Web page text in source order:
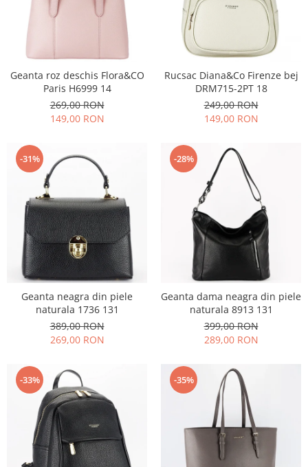
Geanta roz deschis Flora&CO
Paris H6999 14
269,00 RON
149,00 RON
Rucsac Diana&Co Firenze bej
DRM715-2PT 18
249,00 RON
149,00 RON
-31%
Geanta neagra din piele
naturala 1736 131
389,00 RON
269,00 RON
-28%
Geanta dama neagra din piele
naturala 8913 131
399,00 RON
289,00 RON
-33% -35%